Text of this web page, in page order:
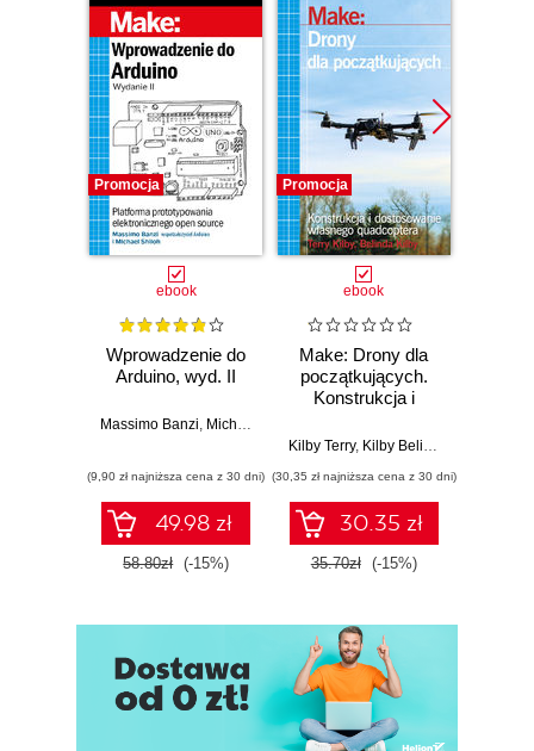
Promocja
ebook
Wprowadzenie do
Arduino, wyd. II
Massimo Banzi Michael Shiloh
(9,90 zł najniższa cena z 30 dni)
49.98 zł
58.80zł (-15%)
Promocja
ebook
Make: Drony dla
początkujących.
Konstrukcja i
własnego
Kilby Terry, Kilby Belinda
(30,35 zł najniższa cena z 30 dni)
30.35 zł
35.70zł (-15%)